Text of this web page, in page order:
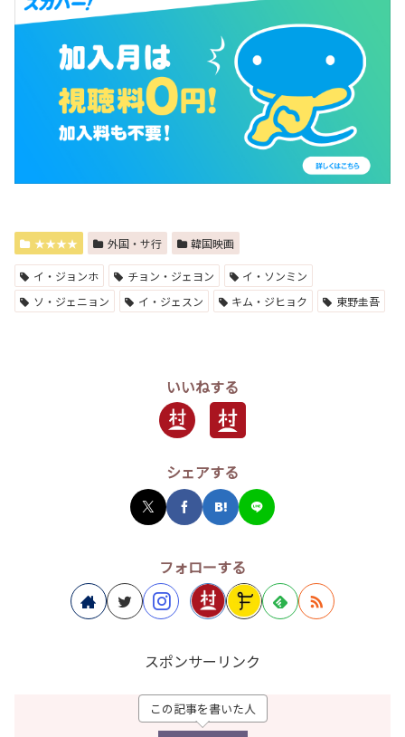
★★★★ 外国・サ行 韓国映画
イ・ジョンホ チョン・ジェヨン
イ・ソンミン
ソ・ジェニョン
イ・ジェスン キム・ジヒョク 東野圭吾
いいねする
シェアする
フォローする
スポンサーリンク
この記事を書いた人